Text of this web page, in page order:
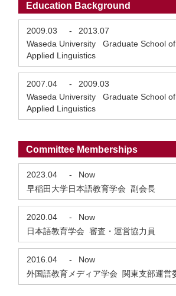
Education Background
2009.03 -
2013.07
Waseda University Graduate School
Applied Linguistics
2007.04 -
2009.03
Waseda University Graduate School
Applied Linguistics
Committee Memberships
2023.04 -
Now
早稲田大学日本語教育学会 副会長
2020.04 -
Now
日本語教育学会 審査・運営協力員
2016.04 -
Now
外国語教育メディア学会 関東支部運営